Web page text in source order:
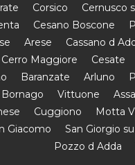
Corsico Cernusco
Cesano Boscone
Arese Cassano d
Cerro Maggiore Cesate
Baranzate Arluno
Vittuone
Cuggiono Motta
Giacomo
San Giorgio
Pozzo d Adda